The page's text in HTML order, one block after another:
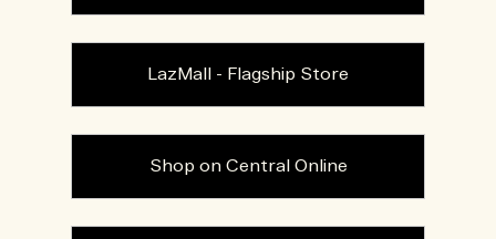
LazMall - Flagship Store
Shop on Central Online